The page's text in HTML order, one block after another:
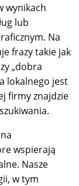
wynikach
lub
Na
frazy takie jak
„dobra
lokalnego jest
firmy znajdzie
wspierają
Nasze
w tym